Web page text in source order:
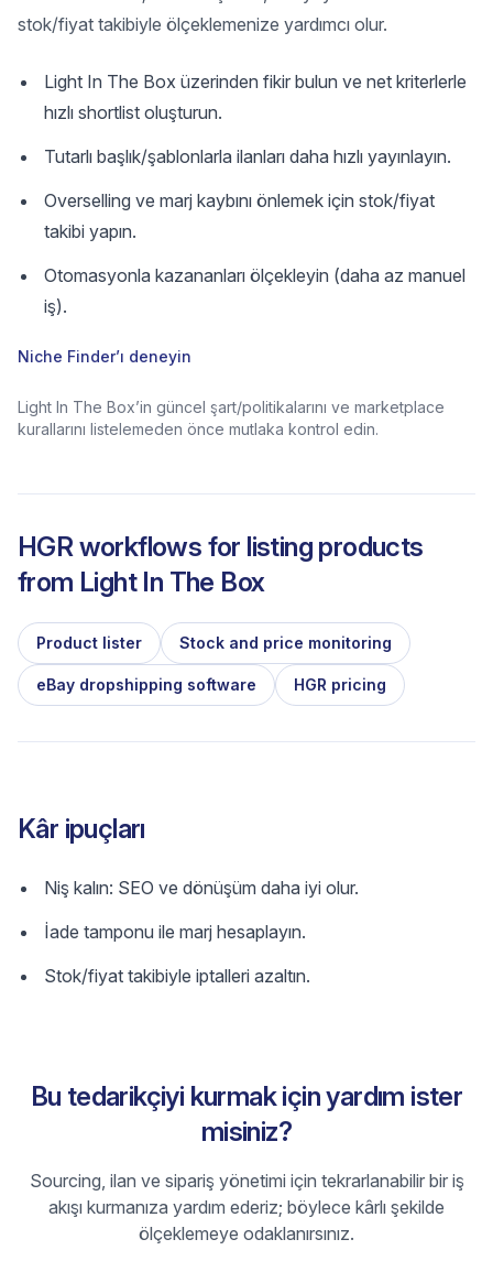
stok/fiyat takibiyle ölçeklemenize yardımcı olur.
Light In The Box üzerinden fikir bulun ve net kriterlerle
hızlı shortlist oluşturun.
Tutarlı başlık/şablonlarla ilanları daha hızlı yayınlayın.
Overselling ve marj kaybını önlemek için stok/fiyat
takibi yapın.
Otomasyonla kazananları ölçekleyin (daha az manuel
iş).
Niche Finder’ı deneyin
Light In The Box’in güncel şart/politikalarını ve marketplace
kurallarını listelemeden önce mutlaka kontrol edin.
HGR workflows for listing products
from Light In The Box
Product lister Stock and price monitoring
eBay dropshipping software HGR pricing
Kâr ipuçları
Niş kalın: SEO ve dönüşüm daha iyi olur.
İade tamponu ile marj hesaplayın.
Stok/fiyat takibiyle iptalleri azaltın.
Bu tedarikçiyi kurmak için yardım ister
misiniz?
Sourcing, ilan ve sipariş yönetimi için tekrarlanabilir bir iş
akışı kurmanıza yardım ederiz; böylece kârlı şekilde
ölçeklemeye odaklanırsınız.